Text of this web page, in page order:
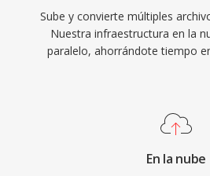
Sube y convierte múltiples
Nuestra infraestructura en la
paralelo, ahorrándote tiempo
En la nube